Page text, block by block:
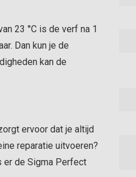
23 °C is de verf na 1
Dan kun je de
kan de
ervoor dat je altijd
reparatie uitvoeren?
er de Sigma Perfect